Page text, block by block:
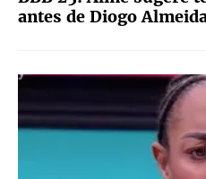
antes de Diogo